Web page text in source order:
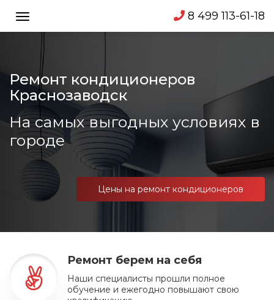
Toggle
8 499 113-61-18
Ремонт кондиционеров
Краснозаводск
На самых выгодных условиях в
городе
Цены на ремонт кондиционеров
Ремонт берем на себя
Наши специалисты прошли полное
обучение и ежегодно повышают свою